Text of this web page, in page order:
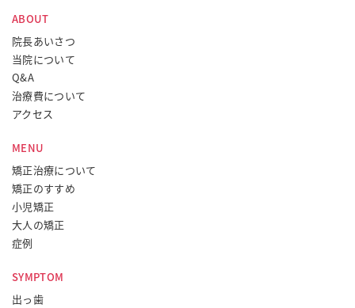
ABOUT
院長あいさつ
当院について
Q&A
治療費について
アクセス
MENU
矯正治療について
矯正のすすめ
小児矯正
大人の矯正
症例
SYMPTOM
出っ歯